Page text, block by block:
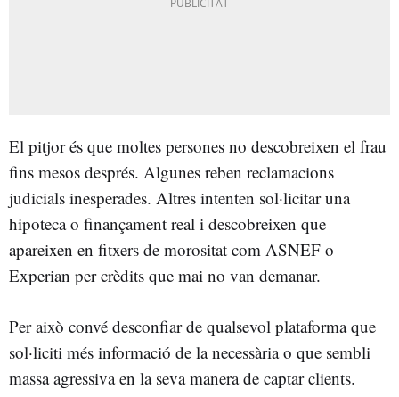
El pitjor és que moltes persones no descobreixen el frau
fins mesos després. Algunes reben reclamacions
judicials inesperades. Altres intenten sol·licitar una
hipoteca o finançament real i descobreixen que
apareixen en fitxers de morositat com ASNEF o
Experian per crèdits que mai no van demanar.
Per això convé desconfiar de qualsevol plataforma que
sol·liciti més informació de la necessària o que sembli
massa agressiva en la seva manera de captar clients.